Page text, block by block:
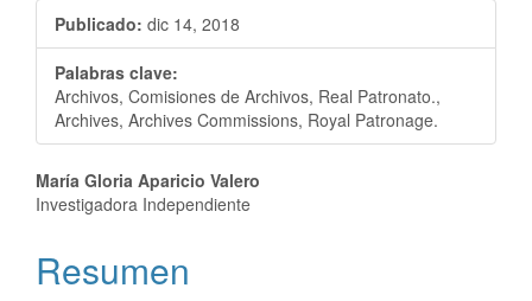
Publicado: dic 14, 2018
Palabras clave:
Archivos, Comisiones de Archivos, Real Patronato.,
Archives, Archives Commissions, Royal Patronage.
María Gloria Aparicio Valero
Investigadora Independiente
Resumen